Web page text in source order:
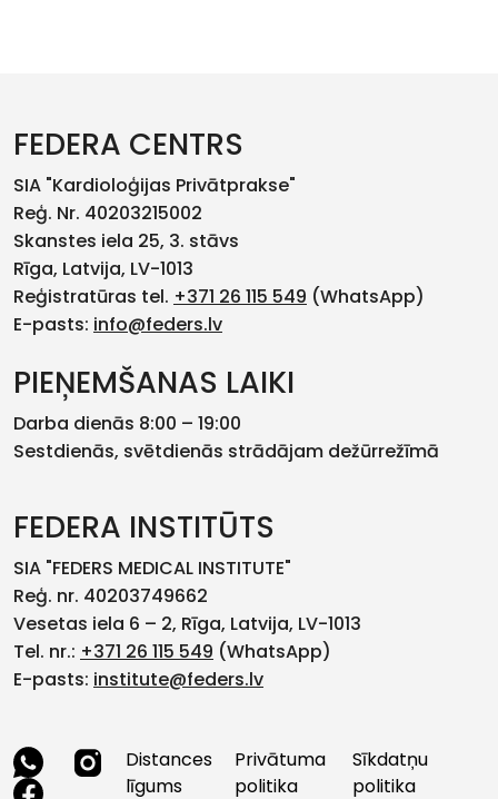
FEDERA CENTRS
SIA "Kardioloģijas Privātprakse"
Reģ. Nr. 40203215002
Skanstes iela 25, 3. stāvs
Rīga, Latvija, LV-1013
Reģistratūras tel. +371 26 115 549 (WhatsApp)
E-pasts: info@feders.lv
PIEŅEMŠANAS LAIKI
Darba dienās 8:00 – 19:00
Sestdienās, svētdienās strādājam dežūrrežīmā
FEDERA INSTITŪTS
SIA "FEDERS MEDICAL INSTITUTE"
Reģ. nr. 40203749662
Vesetas iela 6 – 2, Rīga, Latvija, LV-1013
Tel. nr.: +371 26 115 549 (WhatsApp)
E-pasts: institute@feders.lv
Distances
līgums
Privātuma
politika
Sīkdatņu
politika